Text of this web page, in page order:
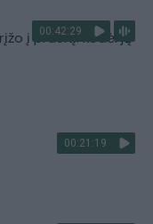
00:42:29
į praeitį: kodėl jų
00:21:19